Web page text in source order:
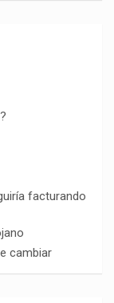
facturando
cambiar